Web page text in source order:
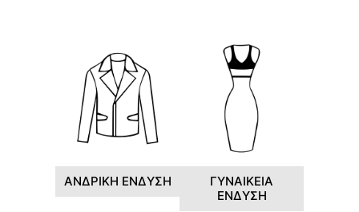
ΑΝΔΡΙΚΗ ΕΝΔΥΣΗ
ΓΥΝΑΙΚΕΙΑ
ΕΝΔΥΣΗ